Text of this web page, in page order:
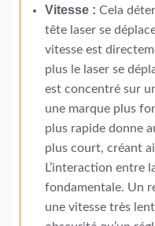
Vitesse : Cela
tête laser se
vitesse est
plus le laser se
est concentré sur
une marque plus
plus rapide donne
plus court, créant
L’interaction entre
fondamentale. Un
une vitesse très